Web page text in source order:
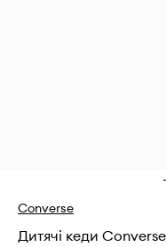
Converse
Дитячі кеди